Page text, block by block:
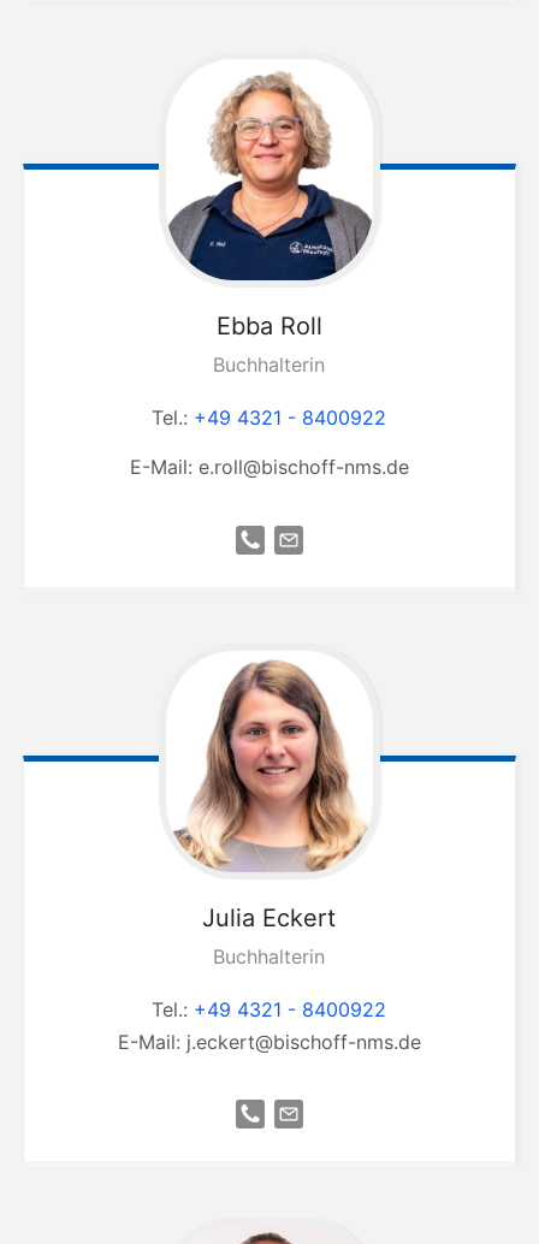
Ebba Roll
Buchhalterin
Tel.: +49 4321 - 8400922
E-Mail: e.roll@bischoff-nms.de
Julia Eckert
Buchhalterin
Tel.: +49 4321 - 8400922
E-Mail: j.eckert@bischoff-nms.de